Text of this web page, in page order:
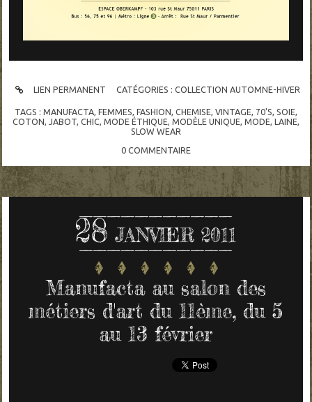
LIEN PERMANENT CATÉGORIES :COLLECTION AUTOMNE-HIVER
TAGS : MANUFACTA, FEMMES, FASHION, CHEMISE, VINTAGE, 70'S, SOIE,
COTON, JABOT, CHIC, MODE ÉTHIQUE, MODÈLE UNIQUE, MODE, LAINE,
SLOW WEAR
0 COMMENTAIRE
28 JANVIER 2011
Manufacta au salon des
métiers d'art du 11ème, du 5
au 13 février